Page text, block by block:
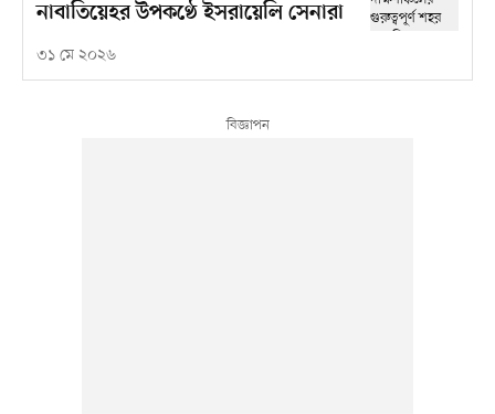
নাবাতিয়েহর উপকণ্ঠে ইসরায়েলি সেনারা
৩১ মে ২০২৬